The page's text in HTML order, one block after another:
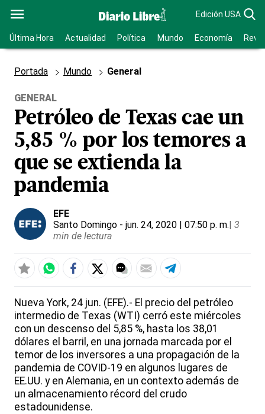
Edición USA
Última Hora Actualidad Política Mundo Economía
Portada Mundo General
GENERAL
Petróleo de Texas cae un
5,85 % por los temores a
que se extienda la
pandemia
EFE
Santo Domingo - jun. 24, 2020 | 07:50 p. m.| 3
min de lectura
Nueva York, 24 jun. (EFE).- El precio del petróleo
intermedio de Texas (WTI) cerró este miércoles
con un descenso del 5,85 %, hasta los 38,01
dólares el barril, en una jornada marcada por el
temor de los inversores a una propagación de la
pandemia de COVID-19 en algunos lugares de
EE.UU. y en Alemania, en un contexto además de
un almacenamiento récord del crudo
estadounidense.